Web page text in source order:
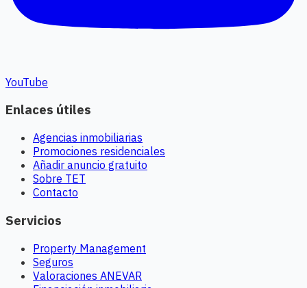
YouTube
Enlaces útiles
Agencias inmobiliarias
Promociones residenciales
Añadir anuncio gratuito
Sobre TET
Contacto
Servicios
Property Management
Seguros
Valoraciones ANEVAR